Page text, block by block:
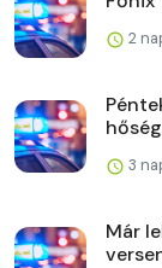
2
3
Már